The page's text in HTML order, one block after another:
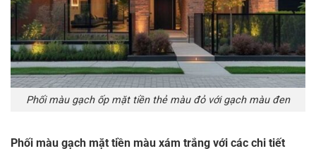
Phối màu gạch ốp mặt tiền thẻ màu đỏ với gạch màu đen
Phối màu gạch mặt tiền màu xám trắng với các chi tiết